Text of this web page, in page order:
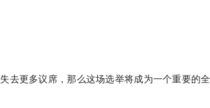
失去更多议席，那么这场选举将成为一个重要的全